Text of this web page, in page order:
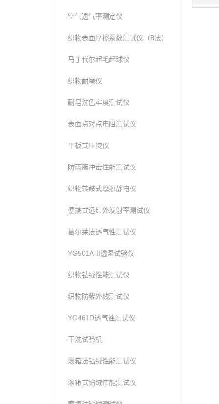
空气透气率测定仪
织物表面摩擦系数测试仪（B法）
马丁代尔起毛起球仪
织物耐磨仪
耐皂洗色牢度测试仪
表面点对点电阻测试仪
平板式压烫仪
防雨服冲击性能测试仪
织物转鼓式摩擦静电仪
便携式远红外发射率测试仪
葛尔莱法透气性测试仪
YG501A-II透湿试验仪
织物钻绒性能测试仪
织物防紫外线测试仪
YG461D透气性测试仪
干洗试验机
滚箱法钻绒性能测试仪
滚箱式钻绒性能测试仪